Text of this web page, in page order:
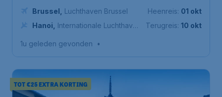
Brussel
Luchthaven Brussel
Hanoi
Internationale Luchthaven
Heenreis: 01 okt
Terugreis: 10 okt
1u geleden gevonden •
TOT €25 EXTRA KORTING